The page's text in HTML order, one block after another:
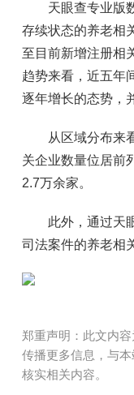
天眼查专业版
存续状态的养老相
至目前新增注册相
趋势来看，近五年
逐年增长的态势，
从区域分布来
关企业数量位居前
2.7万余家。
此外，通过天
司法案件的养老相
郑重声明：此文内
传播更多信息，与
核实相关内容。